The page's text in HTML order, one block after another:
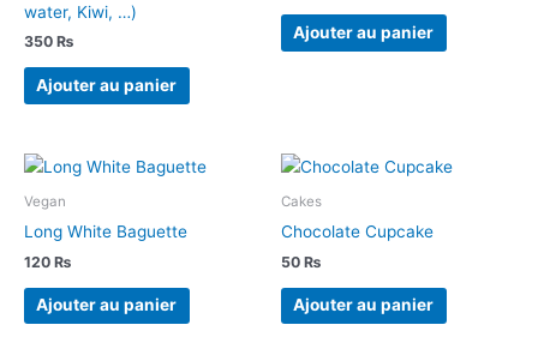
water, Kiwi, …)
350 ₨
Ajouter au panier
Ajouter au panier
Vegan
Long White Baguette
120 ₨
Ajouter au panier
Cakes
Chocolate Cupcake
50 ₨
Ajouter au panier